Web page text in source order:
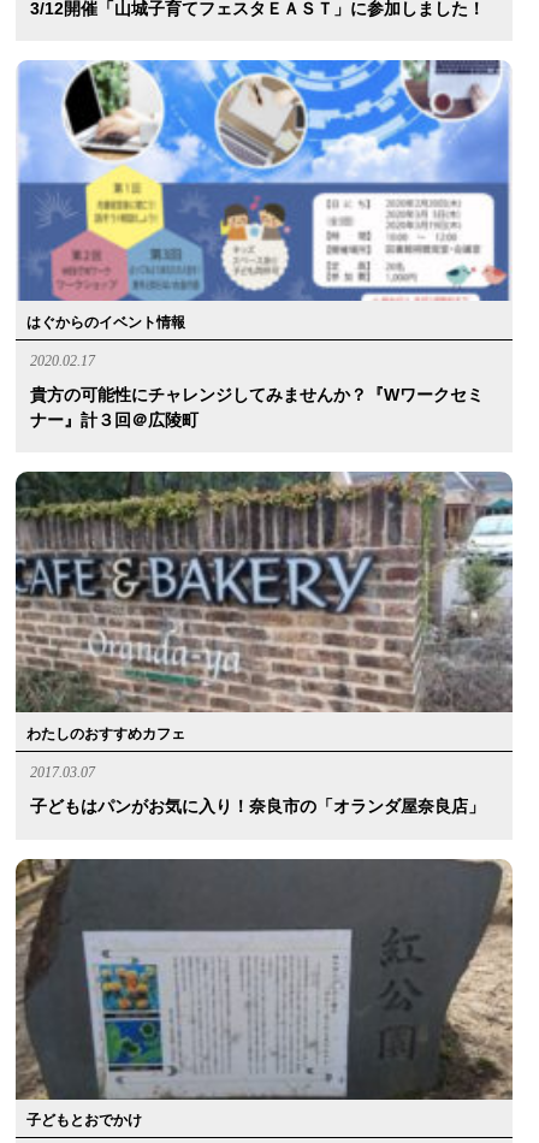
3/12開催「山城子育てフェスタＥＡＳＴ」に参加しました！
はぐからのイベント情報
2020.02.17
貴方の可能性にチャレンジしてみませんか？『Wワークセミ
ナー』計３回＠広陵町
わたしのおすすめカフェ
2017.03.07
子どもはパンがお気に入り！奈良市の「オランダ屋奈良店」
子どもとおでかけ